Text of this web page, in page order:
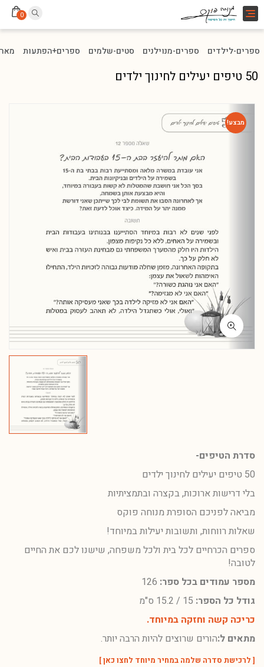
Toggle
navigation
0
ספרים-לילדים ספרים-מנוילנים סטים-שלמים ספרים+הפתעות
50 טיפים יעילים לחינוך ילדים
מבצע!
סדרת הטיפים-
50 טיפים יעילים לחינוך ילדים
בלי דרישות ארוכות, בקצרה ובתמציתיות
מביאה לפניכם הסופרת מנוחה פוקס
שאלות רווחות, ותשובות יעילות במיוחד!
ספרים הכרחיים לכל בית ולכל משפחה, שישנו לכם את החיים
לטובה!
מספר עמודים בכל ספר:
גודל כל הספר: 15 / 15.2 ס"מ
כריכה קשה וחזקה במיוחד.
מתאים ל:הורים שרוצים להיות הרבה יותר.
[ לרכישת סדרה שלמה במחיר מיוחד לחצו כאן]